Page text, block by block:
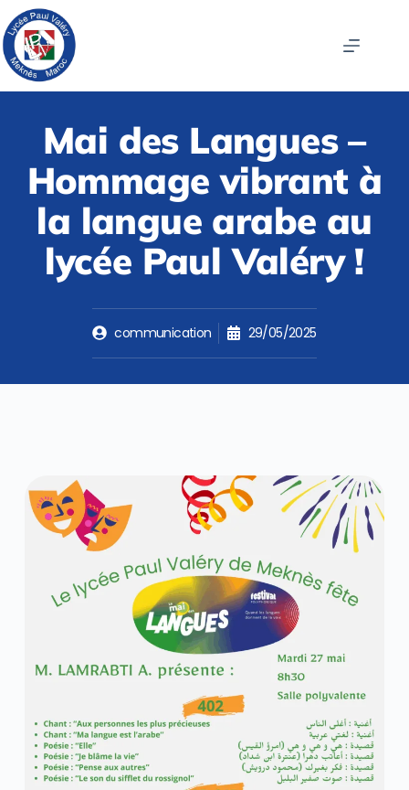
Mai des Langues –
Hommage vibrant à
la langue arabe au
lycée Paul Valéry !
communication 29/05/2025